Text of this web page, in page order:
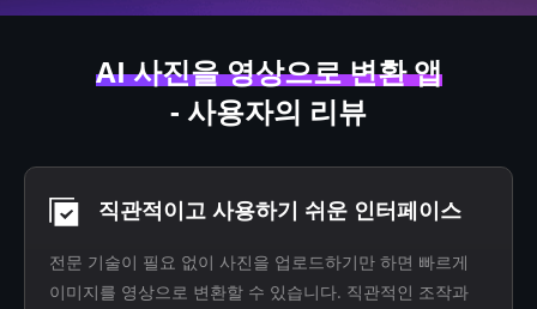
AI 사진을 영상으로 변환 앱
- 사용자의 리뷰
직관적이고 사용하기 쉬운 인터페이스
전문 기술이 필요 없이 사진을 업로드하기만 하면 빠르게
이미지를 영상으로 변환할 수 있습니다. 직관적인 조작과